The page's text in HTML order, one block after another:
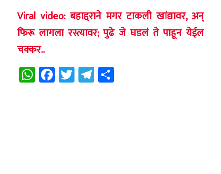
Viral video: बहाद्दराने मगर टाकली खांद्यावर, अन्
फिरू लागला रस्त्यावर; पुढे जे घडलं ते पाहून येईल
चक्कर..
WhatsApp
Facebook
TwitterTelegram